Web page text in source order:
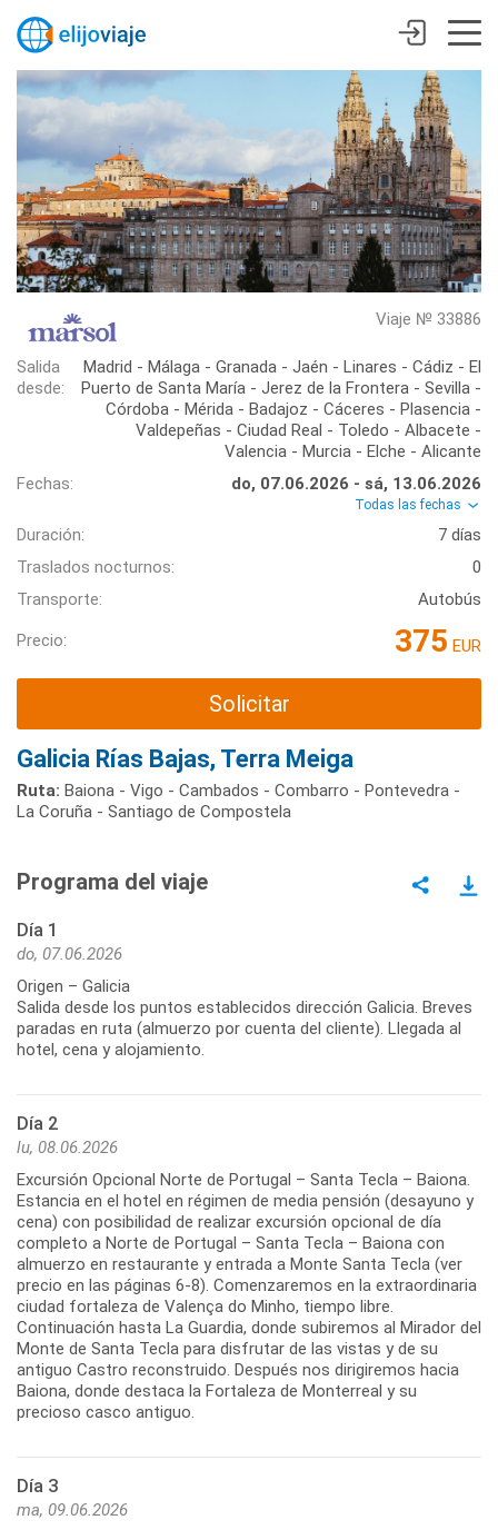
Viaje № 33886
Salida
desde:
Madrid - Málaga - Granada - Jaén - Linares - Cádiz - El
Puerto de Santa María - Jerez de la Frontera - Sevilla -
Córdoba - Mérida - Badajoz - Cáceres - Plasencia -
Valdepeñas - Ciudad Real - Toledo - Albacete -
Valencia - Murcia - Elche - Alicante
Fechas:
do, 07.06.2026 - sá, 13.06.2026
Todas las fechas
Duración:
7 días
Traslados nocturnos:
0
Transporte:
Autobús
Precio: 375 EUR
Solicitar
Galicia Rías Bajas, Terra Meiga
Ruta: Baiona - Vigo - Cambados - Combarro - Pontevedra -
La Coruña - Santiago de Compostela
Programa del viaje
Día 1
do, 07.06.2026
Origen – Galicia
Salida desde los puntos establecidos dirección Galicia. Breves
paradas en ruta (almuerzo por cuenta del cliente). Llegada al
hotel, cena y alojamiento.
Día 2
lu, 08.06.2026
Excursión Opcional Norte de Portugal – Santa Tecla – Baiona.
Estancia en el hotel en régimen de media pensión (desayuno y
cena) con posibilidad de realizar excursión opcional de día
completo a Norte de Portugal – Santa Tecla – Baiona con
almuerzo en restaurante y entrada a Monte Santa Tecla (ver
precio en las páginas 6-8). Comenzaremos en la extraordinaria
ciudad fortaleza de Valença do Minho, tiempo libre.
Continuación hasta La Guardia, donde subiremos al Mirador del
Monte de Santa Tecla para disfrutar de las vistas y de su
antiguo Castro reconstruido. Después nos dirigiremos hacia
Baiona, donde destaca la Fortaleza de Monterreal y su
Día 3
ma, 09.06.2026